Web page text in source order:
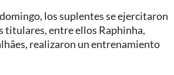
los suplentes se ejercitaron
titulares, entre ellos Raphinha,
realizaron un entrenamiento